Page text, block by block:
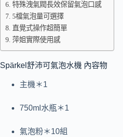
特殊洩氣閥長效保留氣泡口感
5檔氣泡量可選擇
直覺式操作超簡單
萍姐實際使用感
Spärkel舒沛可氣泡水機 內容物
主機＊1
750ml水瓶＊1
氣泡粉＊10組